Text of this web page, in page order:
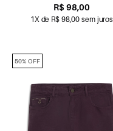
R$ 98,00
1X de R$ 98,00 sem juros
50% OFF